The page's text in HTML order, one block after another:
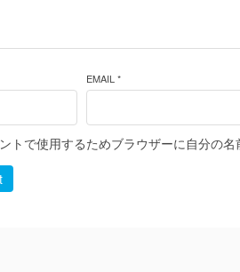
EMAIL *
トで使用するためブラウザーに自分の名